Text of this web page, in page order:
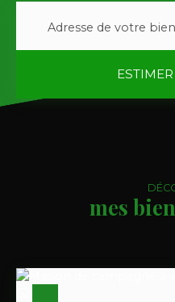
Adresse de votre bien
mes